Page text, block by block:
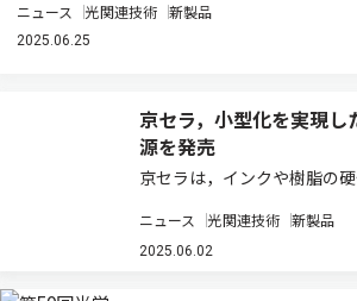
ニュース 光関連技術 新製品
2025.06.25
京セラ，小型化を実現し
源を発売
京セラは，インクや樹脂の
能を有しつつ，世界最小クラ
現した空冷式UV LED光源「
ニュース 光関連技術 新製品
2025.06.02